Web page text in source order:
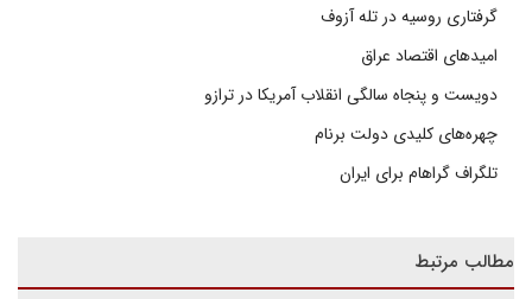
گرفتاری روسیه در تله آزوف
امیدهای اقتصاد عراق
دویست و پنجاه سالگی انقلاب آمریکا در ترازو
چهره‌های کلیدی دولت برنام
تلگراف گراهام برای ایران
مطالب مرتبط